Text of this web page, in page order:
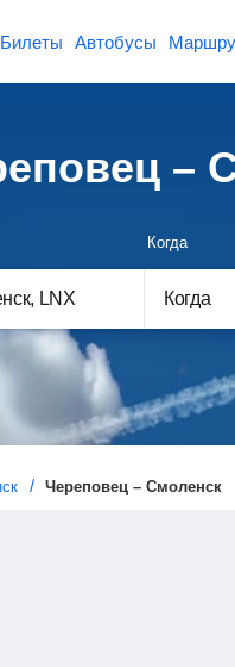
Автобусы
–
Когда
Когда
Череповец – Смоленск